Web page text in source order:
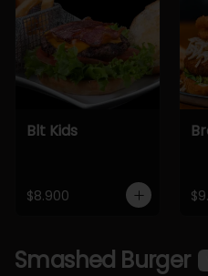
Blt Kids
$8.900
Smashed Burger